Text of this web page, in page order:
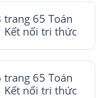
trang 65 Toán
Kết nối tri thức
trang 65 Toán
Kết nối tri thức